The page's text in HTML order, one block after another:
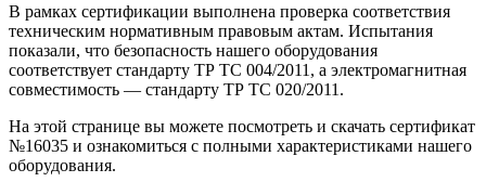
В рамках сертификации выполнена проверка соответствия
техническим нормативным правовым актам. Испытания
показали, что безопасность нашего оборудования
соответствует стандарту ТР ТС 004/2011, а электромагнитная
совместимость — стандарту ТР ТС 020/2011.
На этой странице вы можете посмотреть и скачать сертификат
№16035 и ознакомиться с полными характеристиками нашего
оборудования.